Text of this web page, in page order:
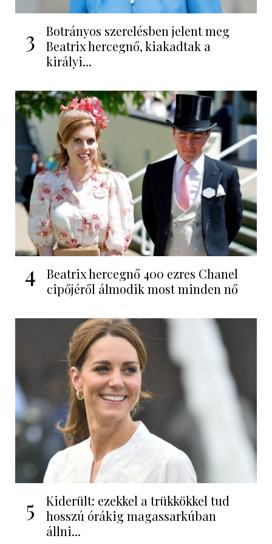
3
Botrányos szerelésben jelent meg
Beatrix hercegnő, kiakadtak a
királyi...
4
Beatrix hercegnő 400 ezres Chanel
cipőjéről álmodik most minden nő
5
Kiderült: ezekkel a trükkökkel tud
hosszú órákig magassarkúban
állni...